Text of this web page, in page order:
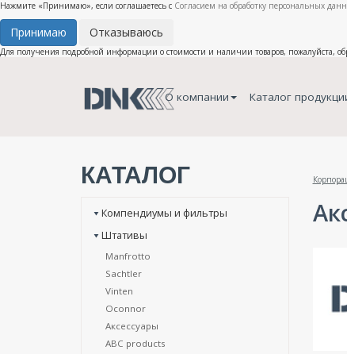
Нажмите «Принимаю», если соглашаетесь с Согласием на обработку персональных
Принимаю Отказываюсь
Для получения подробной информации о стоимости и наличии товаров, пожалуйста,
О компании Каталог
КАТАЛОГ
Компендиумы и фильтры
Штативы
Manfrotto
Sachtler
Vinten
Oconnor
Аксессуары
ABC products